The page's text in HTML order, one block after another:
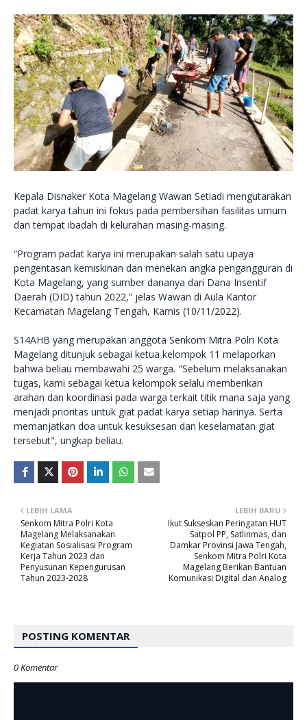
Kepala Disnaker Kota Magelang Wawan Setiadi mengutarakan
padat karya tahun ini fokus pada pembersihan fasilitas umum
dan tempat ibadah di kelurahan masing-masing.
“Program padat karya ini merupakan salah satu upaya
pengentasan kemiskinan dan menekan angka pengangguran di
Kota Magelang, yang sumber dananya dari Dana Insentif
Daerah (DID) tahun 2022,” jelas Wawan di Aula Kantor
Kecamatan Magelang Tengah, Kamis (10/11/2022).
S14AHB yang merupakan anggota Senkom Mitra Polri Kota
Magelang ditunjuk sebagai ketua kelompok 11 melaporkan
bahwa beliau membawahi 25 warga. "Sebelum melaksanakan
tugas, kami sebagai ketua kelompok selalu memberikan
arahan dan koordinasi pada warga terkait titik mana saja yang
menjadi prioritas untuk giat padat karya setiap harinya. Serta
memanjatkan doa untuk kesuksesan dan keselamatan giat
tersebut", ungkap beliau.
LEBIH BARU
Ikut Sukseskan Peringatan HUT
Satpol PP, Satlinmas, dan
Damkar Provinsi Jawa Tengah,
Senkom Mitra Polri Kota
Magelang Berikan Bantuan
Komunikasi Digital dan Analog
LEBIH LAMA
Senkom Mitra Polri Kota
Magelang Melaksanakan
Kegiatan Sosialisasi Program
Kerja Tahun 2023 dan
Penyusunan Kepengurusan
Tahun 2023-2028
POSTING KOMENTAR
0 Komentar